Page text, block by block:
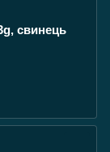
свинець